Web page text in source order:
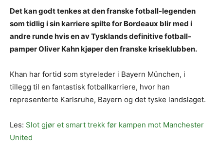
Det kan godt tenkes at den franske fotball-legenden
som tidlig i sin karriere spilte for Bordeaux blir med i
andre runde hvis en av Tysklands definitive fotball-
pamper Oliver Kahn kjøper den franske kriseklubben.
Khan har fortid som styreleder i Bayern München, i
tillegg til en fantastisk fotballkarriere, hvor han
representerte Karlsruhe, Bayern og det tyske landslaget.
Les: Slot gjør et smart trekk før kampen mot Manchester
United